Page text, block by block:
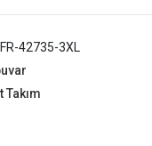
42735-3XL
Takım